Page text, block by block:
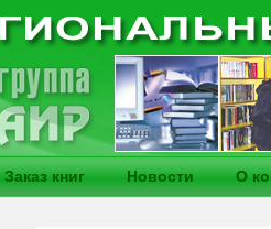
Заказ книг Новости О